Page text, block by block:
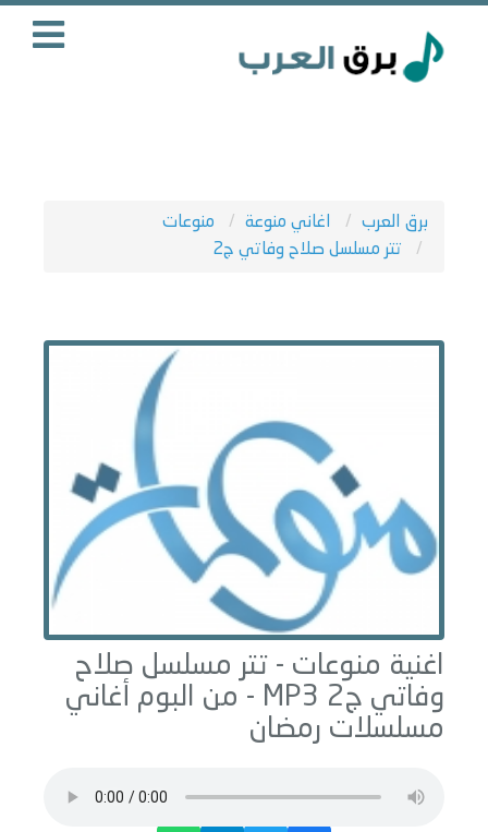
برق العرب اغاني منوعة
منوعات
تتر مسلسل صلاح وفاتي ج2
اغنية منوعات - تتر مسلسل صلاح
وفاتي ج2
أغاني
مسلسلات رمضان